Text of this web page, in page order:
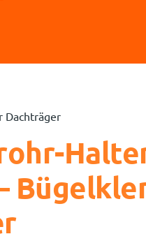
Dachträger